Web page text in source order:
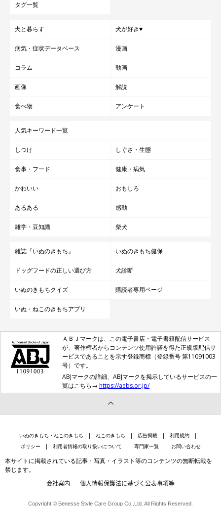
タグ一覧
犬と暮らす 犬が好き♥
病気・症状データベース 漫画
コラム 動画
画像 解説
食べ物 アンケート
人気キーワード一覧
しつけ しぐさ・生態
食事・フード 健康・病気
かわいい おもしろ
あるある 感動
雑学・豆知識 柴犬
雑誌『いぬのきもち』 いぬのきもち健保
ドッグフードの正しい選び方 犬診断
いぬのきもちクイズ 購読者専用ページ
いぬ・ねこのきもちアプリ
ＡＢＪマークは、この電子書店・電子書籍配信サービス
が、著作権者からコンテンツ使用許諾を得た正規版配信サ
ービスであることを示す登録商標（登録番号 第11091003
号）です。
ABJマークの詳細、ABJマークを掲示しているサービスの一
覧はこちら→ https://aebs.or.jp/
いぬのきもち・ねこのきもち ねこのきもち 広告掲載
利用規約
ポリシー
利用者情報の取り扱いについて 専門家一覧 お問い合わせ
本サイトに掲載されている記事・写真・イラスト等のコンテンツの無断転載を
禁じます。
会社案内 個人情報保護法に基づく公表事項等
Copyright © Benesse Style Care Group Co.,Ltd. All Rights Reserved.